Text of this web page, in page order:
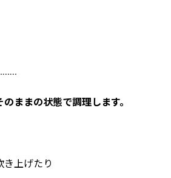
ままの状態で調理します。
上げたり